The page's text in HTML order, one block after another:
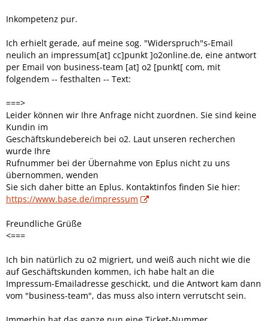
Inkompetenz pur.
Ich erhielt gerade, auf meine sog. "Widerspruch"s-Email
neulich an impressum[at] cc]punkt ]o2online.de, eine antwort
per Email von business-team [at] o2 [punkt[ com, mit
folgendem -- festhalten -- Text:
===>
Leider können wir Ihre Anfrage nicht zuordnen. Sie sind keine
Kundin im
Geschäftskundebereich bei o2. Laut unseren recherchen
wurde Ihre
Rufnummer bei der Übernahme von Eplus nicht zu uns
übernommen, wenden
Sie sich daher bitte an Eplus. Kontaktinfos finden Sie hier:
https://www.base.de/impressum
Freundliche Grüße
<===
Ich bin natürlich zu o2 migriert, und weiß auch nicht wie die
auf Geschäftskunden kommen, ich habe halt an die
Impressum-Emailadresse geschickt, und die Antwort kam dann
vom "business-team", das muss also intern verrutscht sein.